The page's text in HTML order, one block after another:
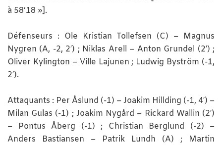
à 58’18 »].
Défenseurs : Ole Kristian Tollefsen (C) – Magnus
Nygren (A, -2, 2′) ; Niklas Arell – Anton Grundel (2′) ;
Oliver Kylington – Ville Lajunen ; Ludwig Byström (-1,
2′).
Attaquants : Per Åslund (-1) – Joakim Hillding (-1, 4′) –
Milan Gulas (-1) ; Joakim Nygård – Rickard Wallin (2′)
– Pontus Åberg (-1) ; Christian Berglund (-2) –
Anders Bastiansen – Patrik Lundh (A) ; Martin